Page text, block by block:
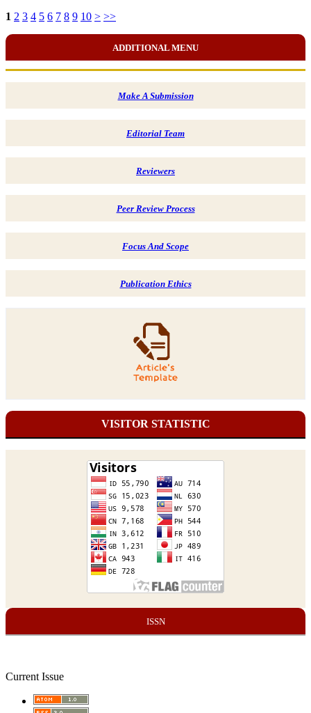
1 2 3 4 5 6 7 8 9 10 > >>
ADDITIONAL MENU
Make A Submission
Editorial Team
Reviewers
Peer Review Process
Focus And Scope
Publication Ethics
VISITOR STATISTIC
ISSN
Current Issue